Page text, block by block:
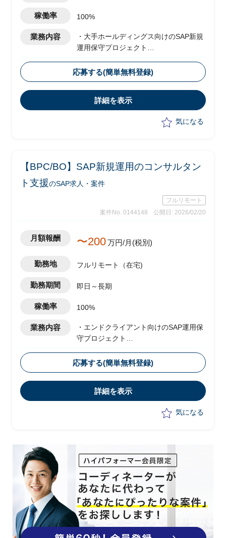
稼働率 100%
業務内容
・大手ホールディングス向けのSAP新規
運用保守プロジェクト
FI/CO領域を担当想定
・運用に伴うスコープ拡大として、現状
は以下の業務を実施予定
-顧客フェイシングによる要件整理
応募する(簡単無料登録)
詳細を表示
気になる
【BPC/BO】SAP新規運用のコンサルタン
ト支援のSAP求人・案件
フルリモート
案件No. 0144148
公開日: 2026/02/20
月額報酬 〜200万円/月(税別)
勤務地 フルリモート（在宅)
勤務期間 即日～長期
稼働率 100%
業務内容
・エンドクライアント向けのSAP運用保
守プロジェクト
・新規の運用開始に向けて、現状は以下
の業務を実施予定
-顧客フェイシングにおける要件整理
-若手社員への指導
応募する(簡単無料登録)
詳細を表示
気になる